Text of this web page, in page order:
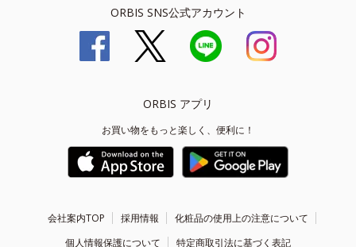
ORBIS SNS公式アカウント
ORBIS アプリ
お買い物をもっと楽しく、便利に！
会社案内TOP 採用情報
化粧品の使用上の注意について
個人情報保護について
特定商取引法に基づく表記